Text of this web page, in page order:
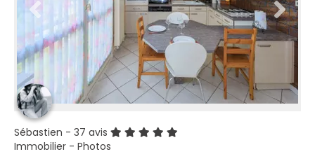
Sébastien - 37 avis
Immobilier - Photos